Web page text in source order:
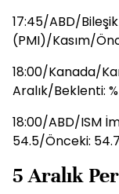
17:45/ABD/
(PMI)/Kasım/
18:00/Kanada/
Aralık/Beklenti:
18:00/ABD/ISM
54.5/Önceki: 54.7
5 Aralık